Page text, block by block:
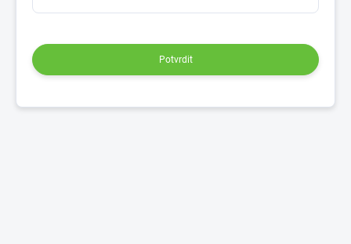
Potvrdit